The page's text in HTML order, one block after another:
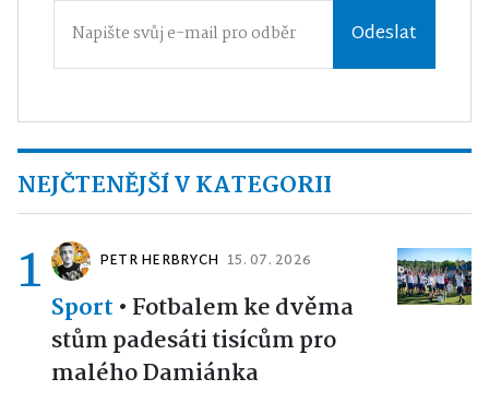
Odeslat
NEJČTENĚJŠÍ V KATEGORII
1 PETR HERBRYCH 15. 07. 2026
Sport • Fotbalem ke dvěma
stům padesáti tisícům pro
malého Damiánka